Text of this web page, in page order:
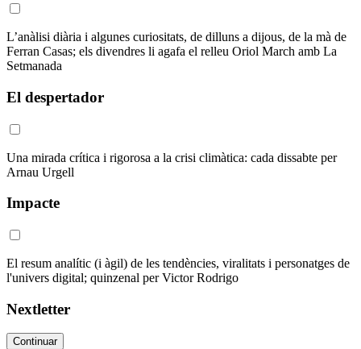
L’anàlisi diària i algunes curiositats, de dilluns a dijous, de la mà de
Ferran Casas; els divendres li agafa el relleu Oriol March amb La
Setmanada
El despertador
Una mirada crítica i rigorosa a la crisi climàtica: cada dissabte per
Arnau Urgell
Impacte
El resum analític (i àgil) de les tendències, viralitats i personatges de
l'univers digital; quinzenal per Victor Rodrigo
Nextletter
Continuar